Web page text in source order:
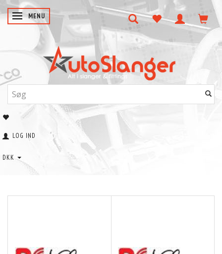
SKIFTE NAVIGATION
MENU
LOG IND
DKK